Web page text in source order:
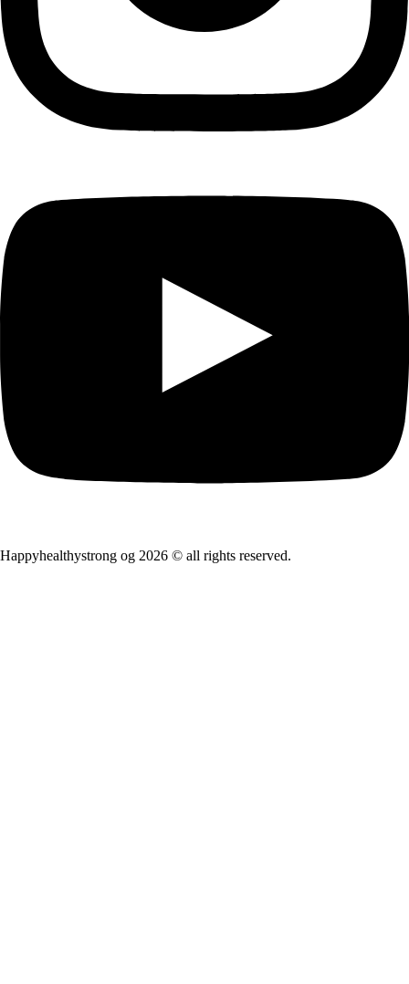
Happyhealthystrong og 2026 © all rights reserved.